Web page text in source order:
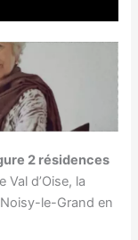
2 résidences
Val d’Oise, la
le-Grand en